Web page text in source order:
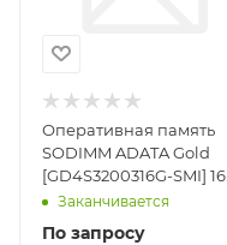
Оперативная память
SODIMM ADATA Gold
[GD4S3200316G-SMI] 16
ГБ 3200MHz
Заканчивается
По запросу